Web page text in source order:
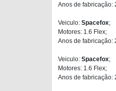
Anos de fabricação:
Veiculo: Spacefox;
Motores: 1.6 Flex;
Anos de fabricação:
Veiculo: Spacefox;
Motores: 1.6 Flex;
Anos de fabricação: